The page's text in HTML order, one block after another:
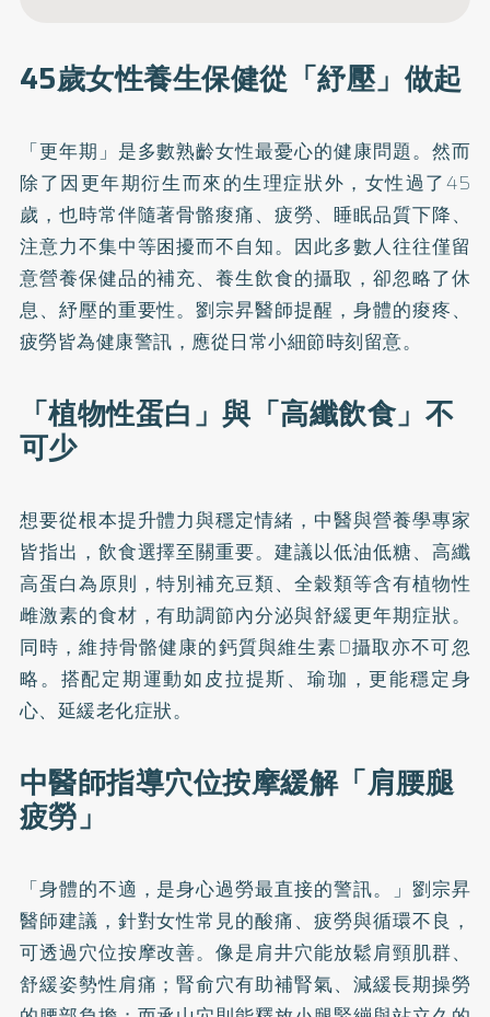
45歲女性養生保健從「紓壓」做起
「更年期」是多數熟齡女性最憂心的健康問題。然而
除了因更年期衍生而來的生理症狀外，女性過了45
歲，也時常伴隨著骨骼痠痛、疲勞、睡眠品質下降、
注意力不集中等困擾而不自知。因此多數人往往僅留
意營養保健品的補充、養生飲食的攝取，卻忽略了休
息、紓壓的重要性。劉宗昇醫師提醒，身體的痠疼、
疲勞皆為健康警訊，應從日常小細節時刻留意。
「植物性蛋白」與「高纖飲食」不
可少
想要從根本提升體力與穩定情緒，中醫與營養學專家
皆指出，飲食選擇至關重要。建議以低油低糖、高纖
高蛋白為原則，特別補充豆類、全穀類等含有植物性
雌激素的食材，有助調節內分泌與舒緩更年期症狀。
同時，維持骨骼健康的鈣質與維生素D攝取亦不可忽
略。搭配定期運動如皮拉提斯、瑜珈，更能穩定身
心、延緩老化症狀。
中醫師指導穴位按摩緩解「肩腰腿
疲勞」
「身體的不適，是身心過勞最直接的警訊。」劉宗昇
醫師建議，針對女性常見的酸痛、疲勞與循環不良，
可透過穴位按摩改善。像是肩井穴能放鬆肩頸肌群、
舒緩姿勢性肩痛；腎俞穴有助補腎氣、減緩長期操勞